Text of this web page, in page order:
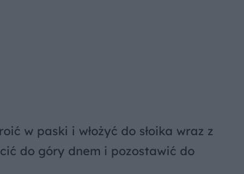
w paski i włożyć do słoika wraz z
do góry dnem i pozostawić do